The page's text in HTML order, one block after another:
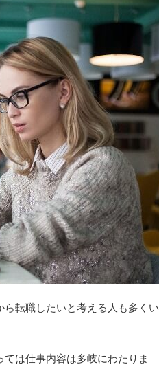
転職したいと考える人も多くい
は仕事内容は多岐にわたりま